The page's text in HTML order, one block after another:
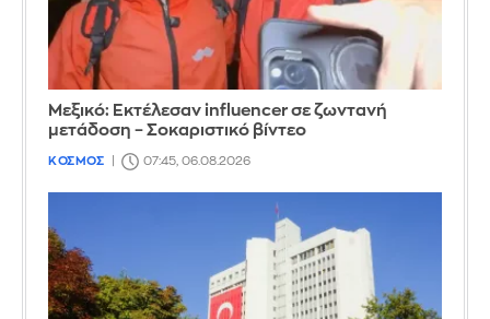
Μεξικό: Εκτέλεσαν influencer σε ζωντανή
μετάδοση – Σοκαριστικό βίντεο
ΚΟΣΜΟΣ 07:45, 06.08.2026